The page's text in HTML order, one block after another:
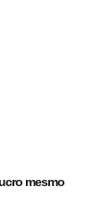
mesmo